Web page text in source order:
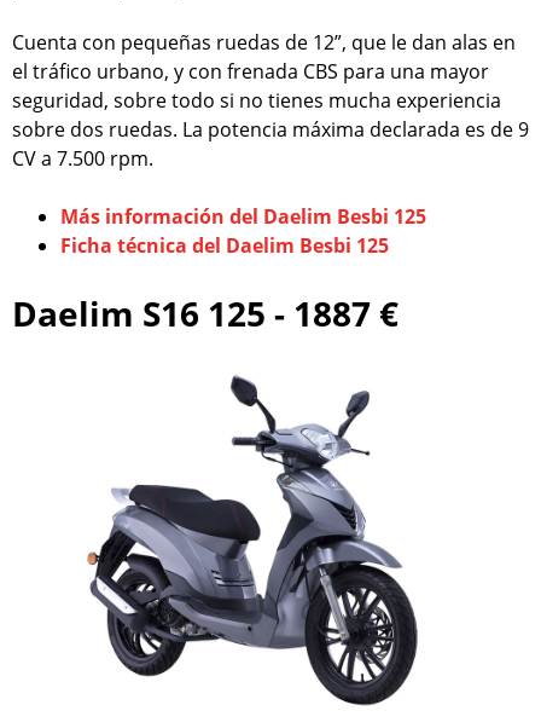
Cuenta con pequeñas ruedas de 12”, que le dan alas en
el tráfico urbano, y con frenada CBS para una mayor
seguridad, sobre todo si no tienes mucha experiencia
sobre dos ruedas. La potencia máxima declarada es de 9
CV a 7.500 rpm.
Más información del Daelim Besbi 125
Ficha técnica del Daelim Besbi 125
Daelim S16 125 - 1887 €